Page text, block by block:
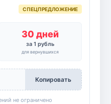
СПЕЦПРЕДЛОЖЕНИЕ
30 дней
за 1 рубль
для вернувшихся
Копировать
не ограничено